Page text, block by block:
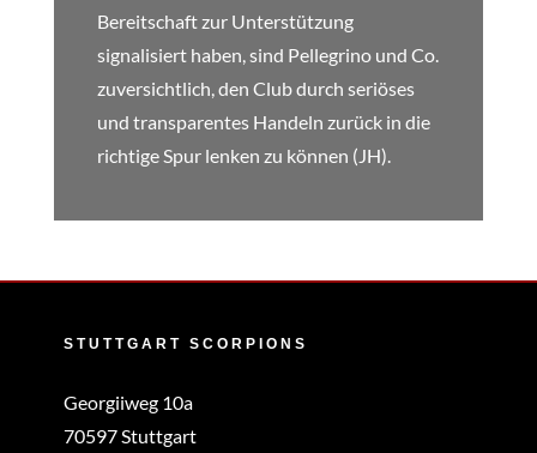
Bereitschaft zur Unterstützung
signalisiert haben, sind Pellegrino und Co.
zuversichtlich, den Club durch seriöses
und transparentes Handeln zurück in die
richtige Spur lenken zu können (JH).
STUTTGART SCORPIONS
Georgiiweg 10a
70597 Stuttgart